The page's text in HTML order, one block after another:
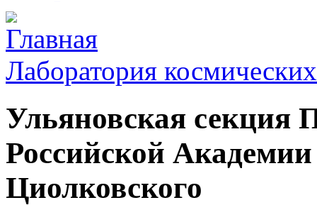
Лаборатория
Ульяновская секция
Российской
Циолковского